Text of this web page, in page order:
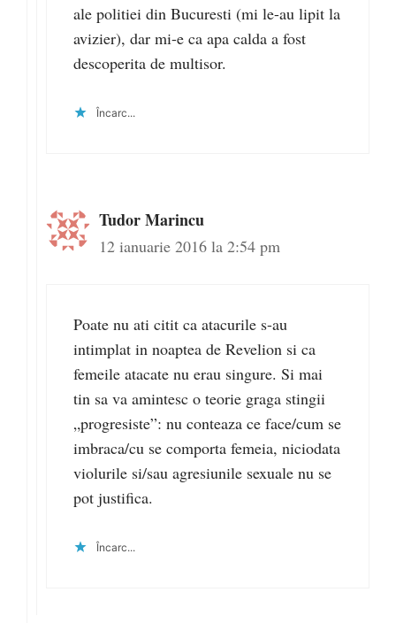
ale politiei din Bucuresti (mi le-au lipit la
avizier), dar mi-e ca apa calda a fost
descoperita de multisor.
Încarc...
Tudor Marincu
12 ianuarie 2016 la 2:54 pm
Poate nu ati citit ca atacurile s-au
intimplat in noaptea de Revelion si ca
femeile atacate nu erau singure. Si mai
tin sa va amintesc o teorie graga stingii
„progresiste”: nu conteaza ce face/cum se
imbraca/cu se comporta femeia, niciodata
violurile si/sau agresiunile sexuale nu se
pot justifica.
Încarc...